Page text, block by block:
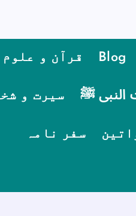
Blog قرآن و
النبی ﷺ سیرت و
سفر نامہ